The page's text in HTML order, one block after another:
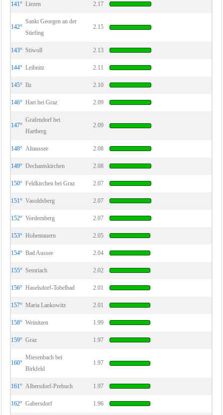
141° Liezen 2.17
142°
Sankt Georgen an der
Stiefing
2.15
143° Stiwoll 2.13
144° Leibnitz 2.11
145° Ilz 2.10
146° Hart bei Graz 2.09
147°
Grafendorf bei
Hartberg
2.09
148° Altaussee 2.08
149° Dechantskirchen 2.08
150° Feldkirchen bei Graz 2.07
151° Vasoldsberg 2.07
152° Vordernberg 2.07
153° Hohentauern 2.05
154° Bad Aussee 2.04
155° Semriach 2.02
156° Haselsdorf-Tobelbad 2.01
157° Maria Lankowitz 2.01
158° Weinitzen 1.99
159° Graz 1.97
160°
Miesenbach bei
Birkfeld
1.97
161° Albersdorf-Prebuch 1.97
162° Gabersdorf 1.96